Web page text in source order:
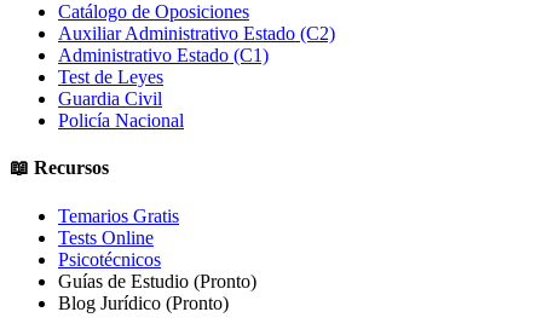
Catálogo de Oposiciones
Auxiliar Administrativo Estado (C2)
Administrativo Estado (C1)
Test de Leyes
Guardia Civil
Policía Nacional
📖 Recursos
Temarios Gratis
Tests Online
Psicotécnicos
Guías de Estudio (Pronto)
Blog Jurídico (Pronto)